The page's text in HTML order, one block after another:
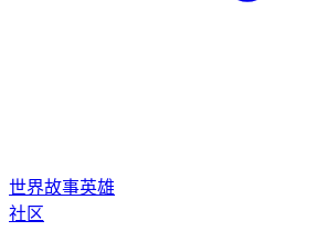
世界故事英雄
社区